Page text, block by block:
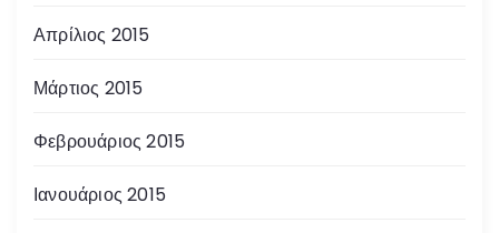
Απρίλιος 2015
Μάρτιος 2015
Φεβρουάριος 2015
Ιανουάριος 2015